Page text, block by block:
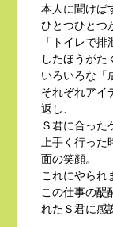
本人に聞けば
ひとつひとつ
「トイレで
したほうがた
いろいろな「
それぞれアイ
返し、
Ｓ君に合った
上手く行った
面の笑顔。
これにやられ
この仕事の醍
れたＳ君に